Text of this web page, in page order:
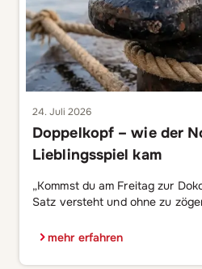
Unsere Stores
24. Juli 2026
Doppelkopf – wie der
Lieblingsspiel kam
„Kommst du am Freitag zur
Satz versteht und ohne zu
Sicherheit aus
mehr erfahren